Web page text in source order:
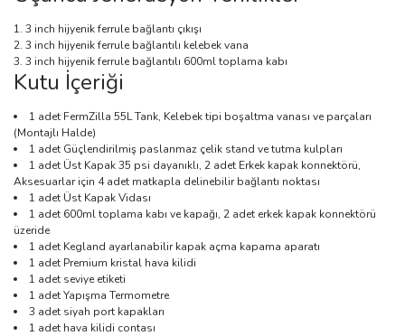
3 inch hijyenik ferrule bağlantı çıkışı
3 inch hijyenik ferrule bağlantılı kelebek vana
3 inch hijyenik ferrule bağlantılı 600ml toplama kabı
Kutu İçeriği
1 adet FermZilla 55L Tank, Kelebek tipi boşaltma vanası ve parçaları
(Montajlı Halde)
1 adet Güçlendirilmiş paslanmaz çelik stand ve tutma kulpları
1 adet Üst Kapak 35 psi dayanıklı, 2 adet Erkek kapak konnektörü,
Aksesuarlar için 4 adet matkapla delinebilir bağlantı noktası
1 adet Üst Kapak Vidası
1 adet 600ml toplama kabı ve kapağı, 2 adet erkek kapak konnektörü
üzeride
1 adet Kegland ayarlanabilir kapak açma kapama aparatı
1 adet Premium kristal hava kilidi
1 adet seviye etiketi
1 adet Yapışma Termometre
3 adet siyah port kapakları
1 adet hava kilidi contası